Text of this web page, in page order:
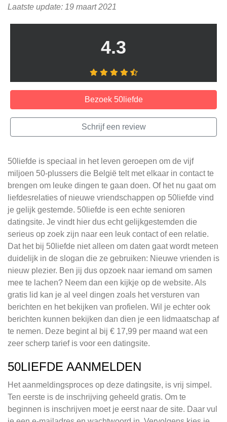
Laatste update: 19 maart 2021
4.3
Bezoek 50liefde
Schrijf een review
50liefde is speciaal in het leven geroepen om de vijf
miljoen 50-plussers die België telt met elkaar in contact te
brengen om leuke dingen te gaan doen. Of het nu gaat om
liefdesrelaties of nieuwe vriendschappen op 50liefde vind
je gelijk gestemde. 50liefde is een echte senioren
datingsite. Je vindt hier dus echt gelijkgestemden die
serieus op zoek zijn naar een leuk contact of een relatie.
Dat het bij 50liefde niet alleen om daten gaat wordt meteen
duidelijk in de slogan die ze gebruiken: Nieuwe vrienden is
nieuw plezier. Ben jij dus opzoek naar iemand om samen
mee te lachen? Neem dan een kijkje op de website. Als
gratis lid kan je al veel dingen zoals het versturen van
berichten en het bekijken van profielen. Wil je echter ook
berichten kunnen bekijken dan dien je een lidmaatschap af
te nemen. Deze begint al bij € 17,99 per maand wat een
zeer scherp tarief is voor een datingsite.
50LIEFDE AANMELDEN
Het aanmeldingsproces op deze datingsite, is vrij simpel.
Ten eerste is de inschrijving geheeld gratis. Om te
beginnen is inschrijven moet je eerst naar de site. Daar vul